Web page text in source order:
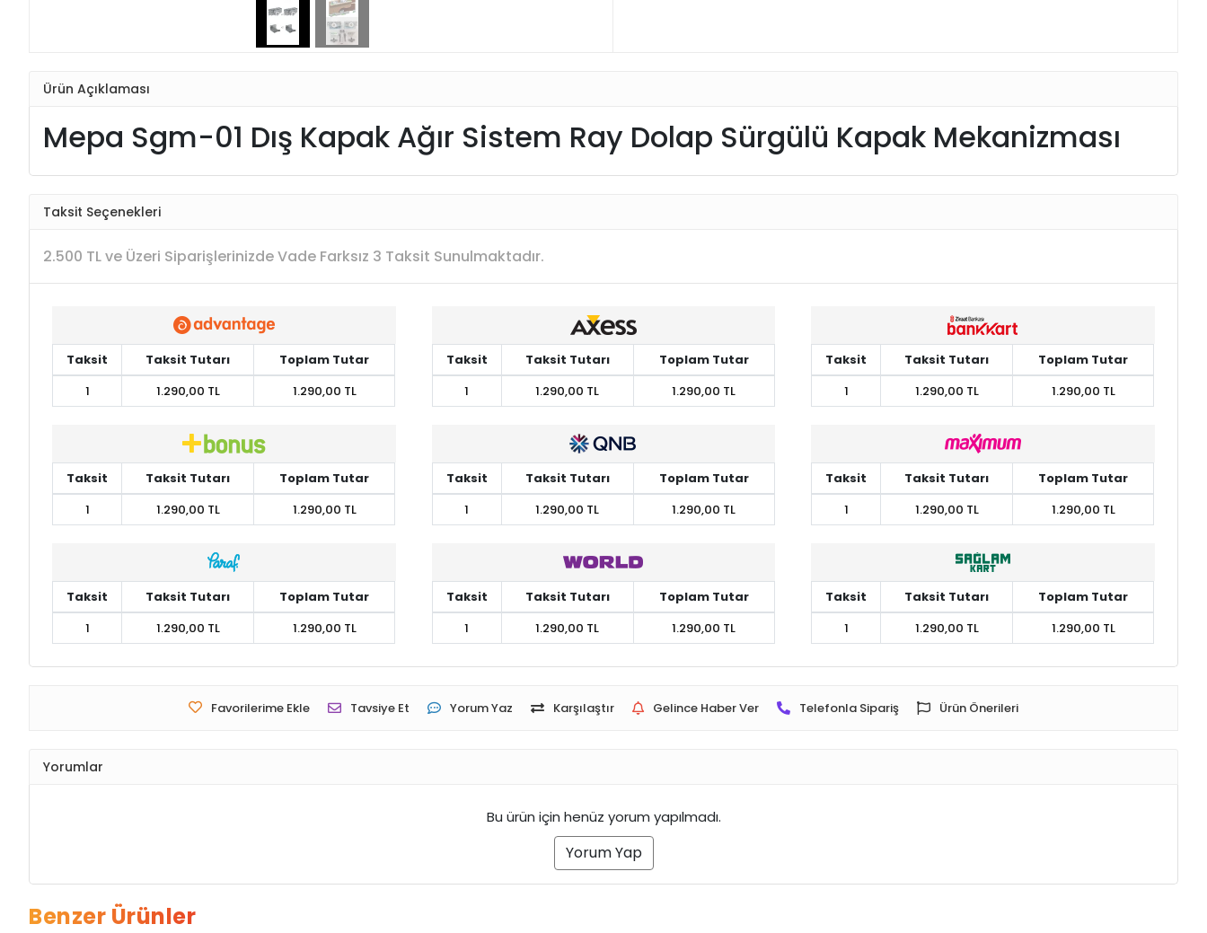
Ürün Açıklaması
Mepa Sgm-01 Dış Kapak Ağır Sistem Ray Dolap Sürgülü Kapak Mekanizması
Taksit Seçenekleri
2.500 TL ve Üzeri Siparişlerinizde Vade Farksız 3 Taksit Sunulmaktadır.
Taksit Taksit Tutarı
Toplam Tutar
1
1.290,00 TL 1.290,00 TL
Taksit Taksit Tutarı
Toplam Tutar
1
1.290,00 TL 1.290,00 TL
Taksit Taksit Tutarı
Toplam Tutar
1
1.290,00 TL 1.290,00 TL
Taksit Taksit Tutarı
Toplam Tutar
1
1.290,00 TL 1.290,00 TL
Taksit Taksit Tutarı
Toplam Tutar
1
1.290,00 TL 1.290,00 TL
Taksit Taksit Tutarı
Toplam Tutar
1
1.290,00 TL 1.290,00 TL
Taksit Taksit Tutarı
Toplam Tutar
1
1.290,00 TL 1.290,00 TL
Taksit Taksit Tutarı
Toplam Tutar
1
1.290,00 TL 1.290,00 TL
Taksit Taksit Tutarı
Toplam Tutar
1
1.290,00 TL 1.290,00 TL
Favorilerime Ekle Tavsiye Et Yorum Yaz Karşılaştır Gelince Haber Ver Telefonla Sipariş Ürün Önerileri
Yorumlar
Bu ürün için henüz yorum yapılmadı.
Yorum Yap
Benzer Ürünler